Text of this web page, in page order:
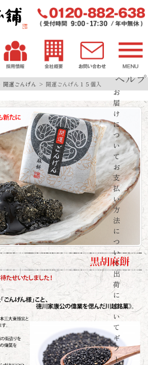
ヘルプ
お
届
け
に
つ
い
て
お
支
払
い
方
法
に
つ
い
て
出
荷
に
つ
い
て
ギ
フ
ト
開運ごんげん 開運ごんげん１５個入